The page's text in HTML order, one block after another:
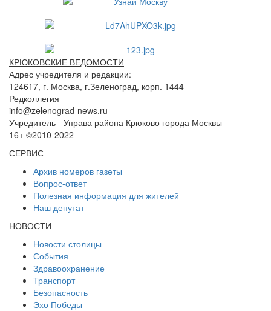
КРЮКОВСКИЕ ВЕДОМОСТИ
Адрес учредителя и редакции:
124617, г. Москва, г.Зеленоград, корп. 1444
Редколлегия
info@zelenograd-news.ru
Учредитель - Управа района Крюково города Москвы
16+ ©2010-2022
СЕРВИС
Архив номеров газеты
Вопрос-ответ
Полезная информация для жителей
Наш депутат
НОВОСТИ
Новости столицы
События
Здравоохранение
Транспорт
Безопасность
Эхо Победы